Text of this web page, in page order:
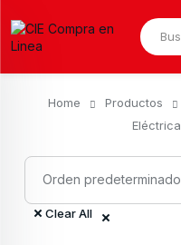
Home Productos
Eléctrica
Clear All